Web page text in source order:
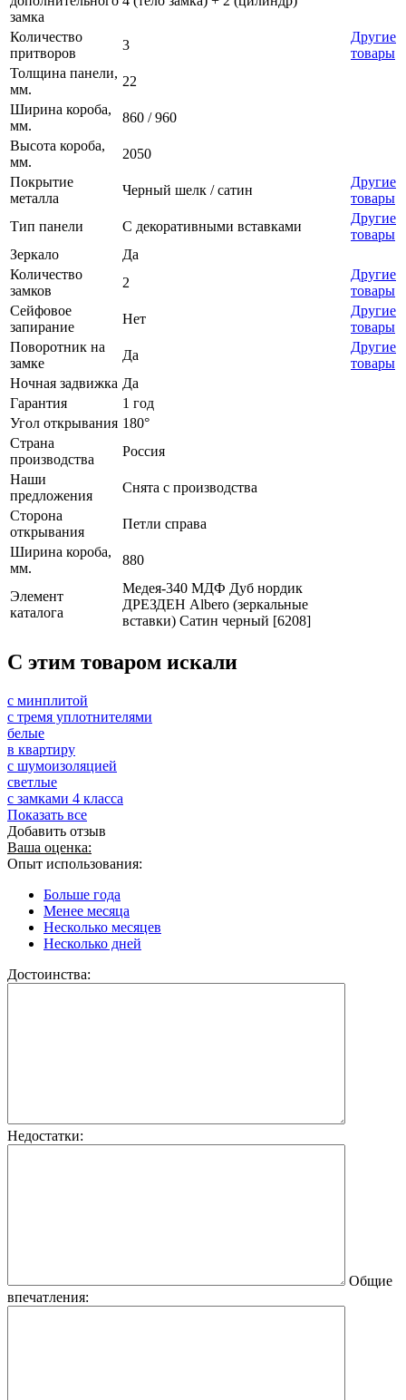
замка
Количество
притворов
3
Другие
товары
Толщина панели,
мм.
22
Ширина короба,
мм.
860 / 960
Высота короба,
мм.
2050
Покрытие
металла
Черный шелк / сатин
Другие
товары
Тип панели
С декоративными вставками
Другие
товары
Зеркало
Да
Количество
замков
2
Другие
товары
Сейфовое
запирание
Нет
Другие
товары
Поворотник на
замке
Да
Другие
товары
Ночная задвижка Да
Гарантия
1 год
Угол открывания 180°
Страна
производства
Россия
Наши
предложения
Снята с производства
Сторона
открывания
Петли справа
Ширина короба,
мм.
880
Элемент
каталога
Медея-340 МДФ Дуб нордик
ДРЕЗДЕН Albero (зеркальные
вставки) Сатин черный [6208]
C этим товаром искали
с минплитой
с тремя уплотнителями
белые
в квартиру
с шумоизоляцией
светлые
с замками 4 класса
Показать все
Добавить отзыв
Ваша оценка:
Опыт использования:
Больше года
Менее месяца
Несколько месяцев
Несколько дней
Достоинства:
Недостатки:
Общие
впечатления: